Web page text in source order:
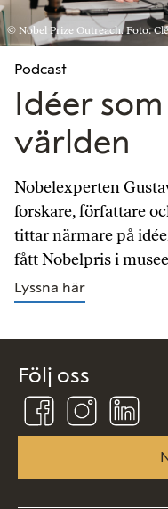
© Nobel Prize Outreach. Foto:
Podcast
Idéer
världen
Nobelexperten
forskare, författare
tittar närmare på
fått Nobelpris i
Lyssna här
Följ oss
Följ
oss
på
Följ
på